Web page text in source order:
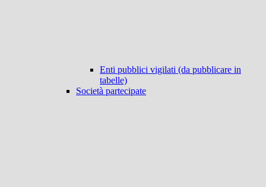
Enti pubblici vigilati (da pubblicare in
tabelle)
Società partecipate